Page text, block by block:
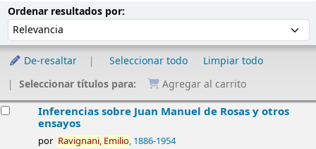
Ordenar resultados por:
De-resaltar Seleccionar todo
Limpiar todo
Seleccionar títulos para:
Agregar al carrito
Inferencias sobre Juan Manuel de Rosas y otros
ensayos
por Ravignani, Emilio, 1886-1954